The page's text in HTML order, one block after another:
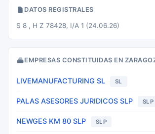
DATOS REGISTRALES
S 8 , H Z 78428, I/A 1 (24.06.26)
EMPRESAS CONSTITUIDAS EN
LIVEMANUFACTURING SL SL
PALAS ASESORES JURIDICOS SLP SLP
NEWGES KM 80 SLP SLP